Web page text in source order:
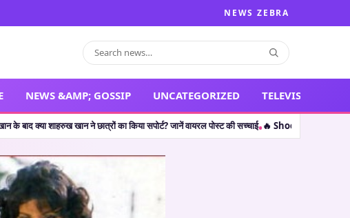
NEWS ZEBRA
NEWS &AMP; GOSSIP UNCATEGORIZED TELEVISION
ने छात्रों का किया सपोर्ट? जानें वायरल पोस्ट की सच्चाई•🔥 Shocking Retirement: थलपति विजय ही